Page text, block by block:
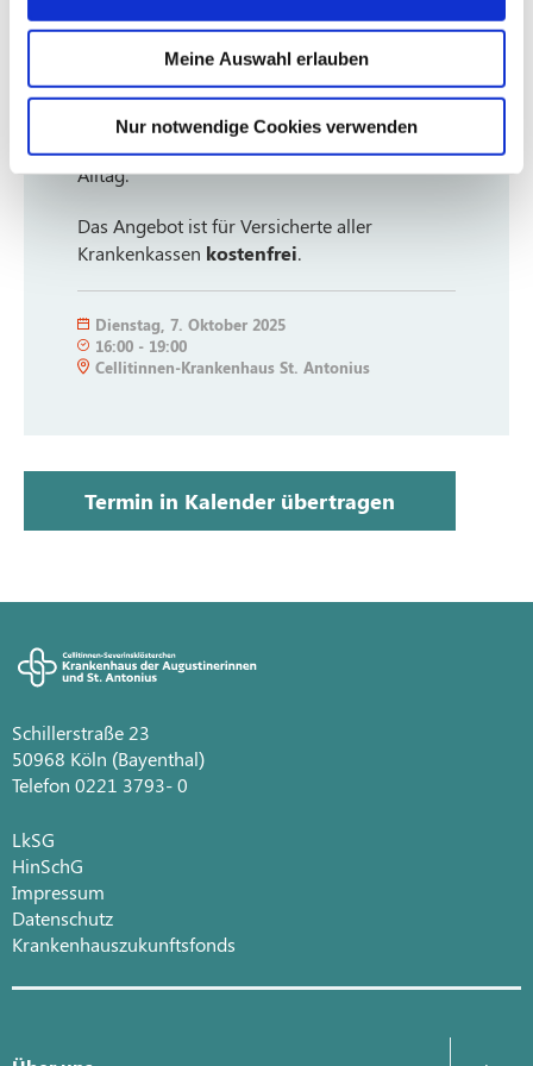
Meine Auswahl erlauben
Nur notwendige Cookies verwenden
der Erkrankten bess
er zu verstehen. Das Wissen über sinnvolle
Gestaltung des Alltags,
das Meistern schwieriger Situationen und
stressfreie Kommunikation erleichtern den
Alltag.
Das Angebot ist für Versicherte aller
Krankenkassen kostenfrei.
Dienstag 7. Oktober 2025
16:00 - 19:00
Cellitinnen-Krankenhaus St. Antonius
Termin in Kalender übertragen
Schillerstraße 23
50968 Köln (Bayenthal)
Telefon 0221 3793- 0
LkSG
HinSchG
Impressum
Datenschutz
Krankenhauszukunftsfonds